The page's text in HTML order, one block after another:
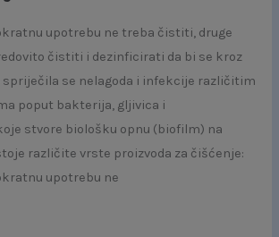
upotrebu ne treba čistiti, druge
čistiti i dezinficirati da bi se kroz
spriječila se nelagoda i infekcije različitim
poput bakterija, gljivica i
stvore biološku opnu (biofilm) na
različite vrste proizvoda za čišćenje:
upotrebu ne